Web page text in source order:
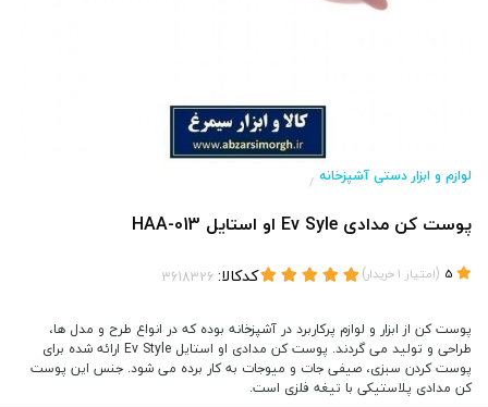
لوازم و ابزار دستی آشپزخانه /
پوست کن مدادی Ev Syle او استایل HAA-013
(امتیاز 1خریدار) کدکالا:
پوست کن از ابزار و لوازم پرکاربرد در آشپزخانه بوده که در انواع طرح و مدل ها،
طراحی و تولید می گردند. پوست کن مدادی او استایل Ev Style ارائه شده برای
پوست کردن سبزی، صیفی جات و میوجات به کار برده می شود. جنس این پوست
کن مدادی پلاستیکی با تیغه فلزی است.